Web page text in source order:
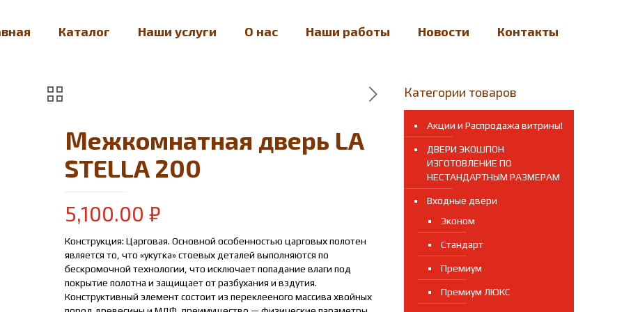
Каталог Наши услуги О нас Наши работы Новости Контакты
Межкомнатная дверь LA
STELLA 200
5,100.00₽
Конструкция: Царговая. Основной особенностью царговых полотен
является то, что «укутка» стоевых деталей выполняются по
бескромочной технологии, что исключает попадание влаги под
покрытие полотна и защищает от разбухания и вздутия.
Конструктивный элемент состоит из переклееного массива хвойных
Категории товаров
Акции и Распродажа витрины!
ДВЕРИ ЭКОШПОН
ИЗГОТОВЛЕНИЕ ПО
НЕСТАНДАРТНЫМ РАЗМЕРАМ
Входные двери
Эконом
Стандарт
Премиум
Премиум ЛЮКС